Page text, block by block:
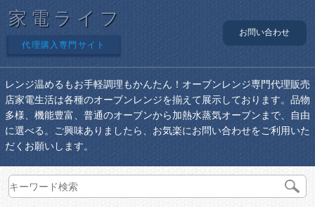
家電ライフ
代理購入専門サイト
お問い合わせ
レンジ温めるもお手軽調理もかんたん！オーブンレンジ専門代理販売
店家電生活は各種のオーブンレンジを揃えて展示しております。品物
多様、機能豊富、普通のオーブンから加熱水蒸気オーブンまで、自由
に選べる。ご興味ありましたら、お気楽にお問い合わせをご利用いた
だくお願いします。